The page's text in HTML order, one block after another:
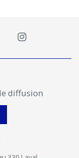
diffusion